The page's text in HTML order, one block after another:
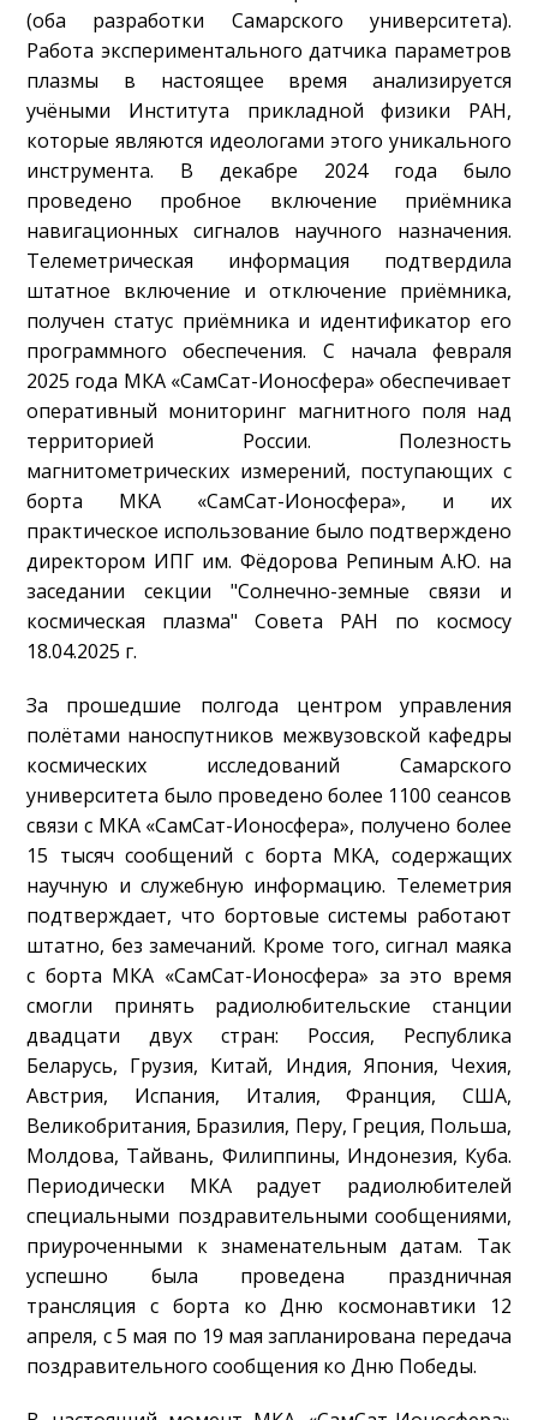
(оба разработки Самарского университета).
Работа экспериментального датчика параметров
плазмы в настоящее время анализируется
учёными Института прикладной физики РАН,
которые являются идеологами этого уникального
инструмента. В декабре 2024 года было
проведено пробное включение приёмника
навигационных сигналов научного назначения.
Телеметрическая информация подтвердила
штатное включение и отключение приёмника,
получен статус приёмника и идентификатор его
программного обеспечения. С начала февраля
2025 года МКА «СамСат-Ионосфера» обеспечивает
оперативный мониторинг магнитного поля над
территорией России. Полезность
магнитометрических измерений, поступающих с
борта МКА «СамСат-Ионосфера», и их
практическое использование было подтверждено
директором ИПГ им. Фёдорова Репиным А.Ю. на
заседании секции "Солнечно-земные связи и
космическая плазма" Совета РАН по космосу
18.04.2025 г.
За прошедшие полгода центром управления
полётами наноспутников межвузовской кафедры
космических исследований Самарского
университета было проведено более 1100 сеансов
связи с МКА «СамСат-Ионосфера», получено более
15 тысяч сообщений с борта МКА, содержащих
научную и служебную информацию. Телеметрия
подтверждает, что бортовые системы работают
штатно, без замечаний. Кроме того, сигнал маяка
с борта МКА «СамСат-Ионосфера» за это время
смогли принять радиолюбительские станции
двадцати двух стран: Россия, Республика
Беларусь, Грузия, Китай, Индия, Япония, Чехия,
Австрия, Испания, Италия, Франция, США,
Великобритания, Бразилия, Перу, Греция, Польша,
Молдова, Тайвань, Филиппины, Индонезия, Куба.
Периодически МКА радует радиолюбителей
специальными поздравительными сообщениями,
приуроченными к знаменательным датам. Так
успешно была проведена праздничная
трансляция с борта ко Дню космонавтики 12
апреля, с 5 мая по 19 мая запланирована передача
поздравительного сообщения ко Дню Победы.